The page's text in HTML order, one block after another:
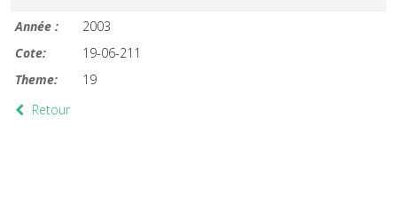
Année :
2003
Cote:
19-06-211
Theme:
19
Retour